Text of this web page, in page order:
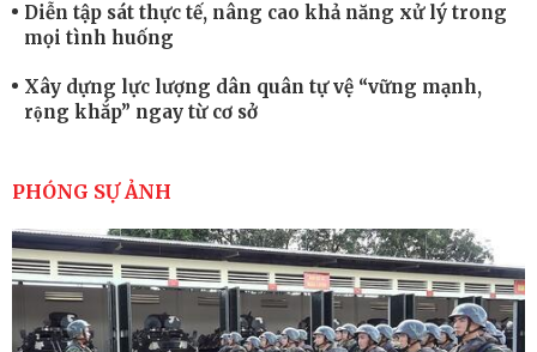
Diễn tập sát thực tế, nâng cao khả năng xử lý trong
mọi tình huống
Xây dựng lực lượng dân quân tự vệ “vững mạnh,
rộng khắp” ngay từ cơ sở
cao sức mạnh chiến đấu
Tiểu đoàn Thiết giáp hoàn thành tốt diễn tập chiến
thuật có bắn đạn thật
Nơi sinh viên rèn ý trí, luyện kỹ năng
PHÓNG SỰ ẢNH